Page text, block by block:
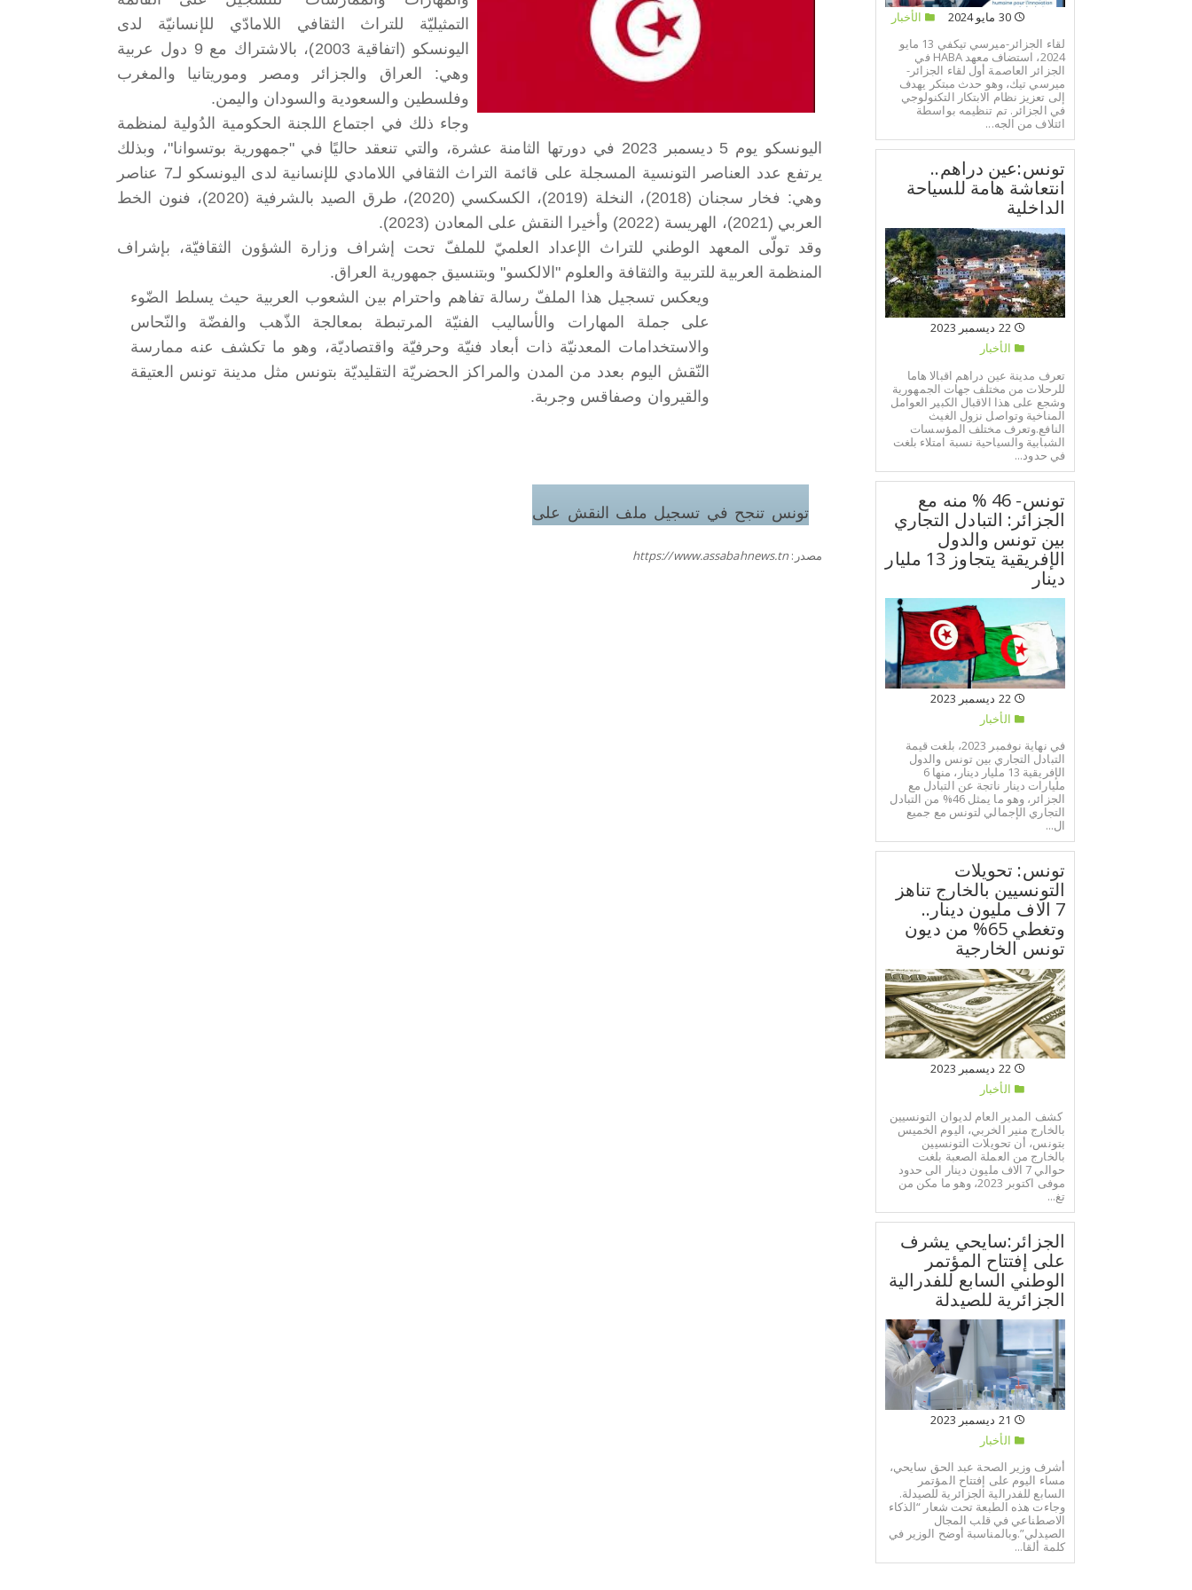
التمثيليّة للتراث الثقافي اللامادّي للإنسانيّة لدى
اليونسكو (اتفاقية 2003)، بالاشتراك مع 9 دول عربية
وهي: العراق والجزائر ومصر وموريتانيا والمغرب
وفلسطين والسعودية والسودان واليمن.
وجاء ذلك في اجتماع اللجنة الحكومية الدُولية لمنظمة
اليونسكو يوم 5 ديسمبر 2023 في دورتها الثامنة عشرة، والتي تنعقد حاليًا في "جمهورية بوتسوانا"، وبذلك
يرتفع عدد العناصر التونسية المسجلة على قائمة التراث الثقافي اللامادي للإنسانية لدى اليونسكو لـ7 عناصر
وهي: فخار سجنان (2018)، النخلة (2019)، الكسكسي (2020)، طرق الصيد بالشرفية (2020)، فنون الخط
العربي (2021)، الهريسة (2022) وأخيرا النقش على المعادن (2023).
وقد تولّى المعهد الوطني للتراث الإعداد العلميّ للملفّ تحت إشراف وزارة الشؤون الثقافيّة، بإشراف
المنظمة العربية للتربية والثقافة والعلوم "الالكسو" وبتنسيق جمهورية العراق.
ويعكس تسجيل هذا الملفّ رسالة تفاهم واحترام بين الشعوب العربية حيث يسلط الضّوء
على جملة المهارات والأساليب الفنيّة المرتبطة بمعالجة الذّهب والفضّة والنّحاس
والاستخدامات المعدنيّة ذات أبعاد فنيّة وحرفيّة واقتصاديّة، وهو ما تكشف عنه ممارسة
النّقش اليوم بعدد من المدن والمراكز الحضريّة التقليديّة بتونس مثل مدينة تونس العتيقة
والقيروان وصفاقس وجربة.
تونس تنجح في تسجيل ملف النقش على
المعادن بالقائمة التمثيليّة للتراث الثقافي
مصدر: https://www.assabahnews.tn
30 مايو 2024
الأخبار
لقاء الجزائر-ميرسي تيكفي 13 مايو
2024، استضاف معهد HABA في
الجزائر العاصمة أول لقاء الجزائر-
ميرسي تيك، وهو حدث مبتكر يهدف
إلى تعزيز نظام الابتكار التكنولوجي
في الجزائر. تم تنظيمه بواسطة
ائتلاف من الجه...
تونس:عين دراهم..
انتعاشة هامة للسياحة
الداخلية
22 ديسمبر 2023
الأخبار
تعرف مدينة عين دراهم اقبالا هاما
للرحلات من مختلف جهات الجمهورية
وشجع على هذا الاقبال الكبير العوامل
المناخية وتواصل نزول الغيث
النافع.وتعرف مختلف المؤسسات
الشبابية والسياحية نسبة امتلاء بلغت
في حدود...
تونس- 46 % منه مع
الجزائر: التبادل التجاري
بين تونس والدول
الإفريقية يتجاوز 13 مليار
دينار
الأخبار
في نهاية نوفمبر 2023، بلغت قيمة
التبادل التجاري بين تونس والدول
الإفريقية 13 مليار دينار، منها 6
مليارات دينار ناتجة عن التبادل مع
الجزائر، وهو ما يمثل 46% من التبادل
التجاري الإجمالي لتونس مع جميع
ال...
تونس: تحويلات
التونسيين بالخارج تناهز
7 الاف مليون دينار..
وتغطي 65% من ديون
تونس الخارجية
22 ديسمبر 2023
الأخبار
كشف المدير العام لديوان التونسيين
بالخارج منير الخربي، اليوم الخميس
بتونس، أن تحويلات التونسيين
بالخارج من العملة الصعبة بلغت
حوالي 7 الاف مليون دينار الى حدود
موفى اكتوبر 2023، وهو ما مكن من
تغ...
الجزائر:سايحي يشرف
على إفتتاح المؤتمر
الوطني السابع للفدرالية
الجزائرية للصيدلة
الأخبار
أشرف وزير الصحة عبد الحق سايحي،
مساء اليوم على إفتتاح المؤتمر
السابع للفدرالية الجزائرية للصيدلة.
وجاءت هذه الطبعة تحت شعار “الذكاء
الاصطناعي في قلب المجال
الصيدلي”.وبالمناسبة أوضح الوزير في
كلمة ألقا...